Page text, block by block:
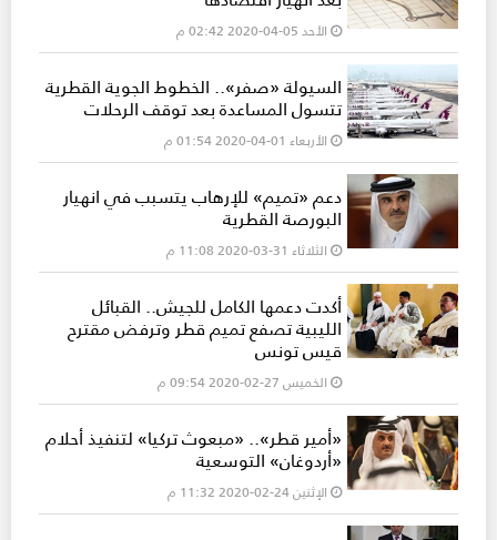
الأحد 05-04-2020 02:42 م
السيولة «صفر».. الخطوط الجوية القطرية
تتسول المساعدة بعد توقف الرحلات
الأربعاء 01-04-2020 01:54 م
دعم «تميم» للإرهاب يتسبب في انهيار
البورصة القطرية
الثلاثاء 31-03-2020 11:08 م
أكدت دعمها الكامل للجيش.. القبائل
الليبية تصفع تميم قطر وترفض مقترح
قيس تونس
الخميس 27-02-2020 09:54 م
«أمير قطر».. «مبعوث تركيا» لتنفيذ أحلام
«أردوغان» التوسعية
الإثنين 24-02-2020 11:32 م